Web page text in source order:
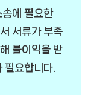
송에 필요한
서류가 부족
불이익을 받
필요합니다.